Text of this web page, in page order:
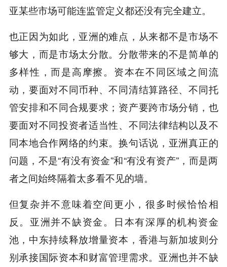
亚某些市场可能连监管定义都还没有完全建立。
也正因为如此，亚洲的难点，从来都不是市场不
够大，而是市场太分散。分散带来的不是简单的
多样性，而是高摩擦。资本在不同区域之间流
动，要面对不同币种、不同清结算路径、不同托
管安排和不同合规要求；资产要跨市场分销，也
要面对不同投资者适当性、不同法律结构以及不
同本地合作网络的约束。换句话说，亚洲真正的
问题，不是“有没有资金”和“有没有资产”，而是两
者之间始终隔着太多看不见的墙。
但复杂并不意味着空间更小，很多时候恰恰相
反。亚洲并不缺资金。日本有深厚的机构资金
池，中东持续释放增量资本，香港与新加坡则分
别承接国际资本和财富管理需求。亚洲也并不缺